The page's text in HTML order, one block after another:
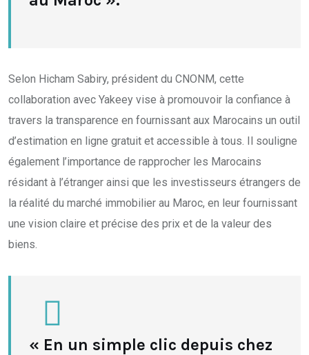
Selon Hicham Sabiry, président du CNONM, cette
collaboration avec Yakeey vise à promouvoir la confiance à
travers la transparence en fournissant aux Marocains un outil
d’estimation en ligne gratuit et accessible à tous. Il souligne
également l’importance de rapprocher les Marocains
résidant à l’étranger ainsi que les investisseurs étrangers de
la réalité du marché immobilier au Maroc, en leur fournissant
une vision claire et précise des prix et de la valeur des
biens.
« En un simple clic depuis chez